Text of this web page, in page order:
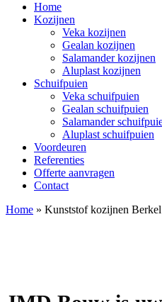
Home
Kozijnen
Veka kozijnen
Gealan kozijnen
Salamander kozijnen
Aluplast kozijnen
Schuifpuien
Veka schuifpuien
Gealan schuifpuien
Salamander
Aluplast schuifpuien
Voordeuren
Referenties
Offerte aanvragen
Contact
Home » Kunststof kozijnen